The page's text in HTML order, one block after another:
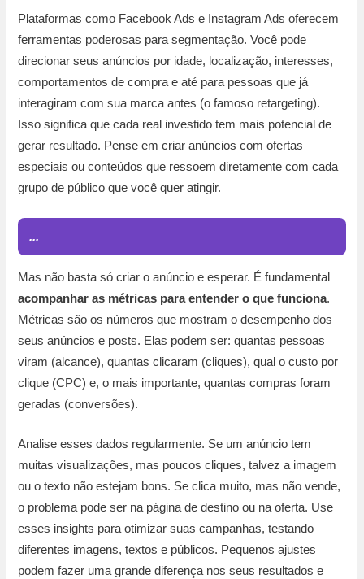
Plataformas como Facebook Ads e Instagram Ads oferecem
ferramentas poderosas para segmentação. Você pode
direcionar seus anúncios por idade, localização, interesses,
comportamentos de compra e até para pessoas que já
interagiram com sua marca antes (o famoso retargeting).
Isso significa que cada real investido tem mais potencial de
gerar resultado. Pense em criar anúncios com ofertas
especiais ou conteúdos que ressoem diretamente com cada
grupo de público que você quer atingir.
...
Mas não basta só criar o anúncio e esperar. É fundamental
acompanhar as métricas para entender o que funciona.
Métricas são os números que mostram o desempenho dos
seus anúncios e posts. Elas podem ser: quantas pessoas
viram (alcance), quantas clicaram (cliques), qual o custo por
clique (CPC) e, o mais importante, quantas compras foram
geradas (conversões).
Analise esses dados regularmente. Se um anúncio tem
muitas visualizações, mas poucos cliques, talvez a imagem
ou o texto não estejam bons. Se clica muito, mas não vende,
o problema pode ser na página de destino ou na oferta. Use
esses insights para otimizar suas campanhas, testando
diferentes imagens, textos e públicos. Pequenos ajustes
podem fazer uma grande diferença nos seus resultados e